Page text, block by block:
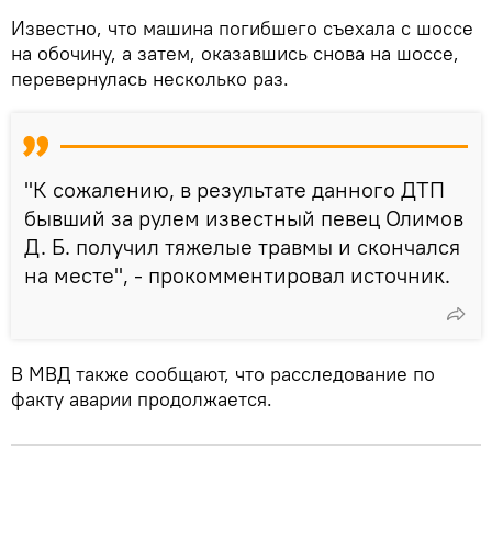
Известно, что машина погибшего съехала с шоссе
на обочину, а затем, оказавшись снова на шоссе,
перевернулась несколько раз.
"К сожалению, в результате данного ДТП
бывший за рулем известный певец Олимов
Д. Б. получил тяжелые травмы и скончался
на месте", - прокомментировал источник.
В МВД также сообщают, что расследование по
факту аварии продолжается.